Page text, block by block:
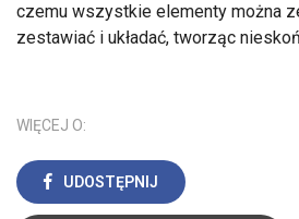
czemu wszystkie elementy można
zestawiać i układać, tworząc
WIĘCEJ O:
UDOSTĘPNIJ